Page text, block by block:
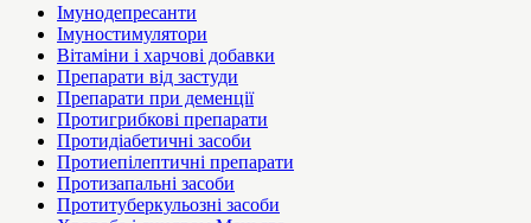
Імунодепресанти
Імуностимулятори
Вітаміни і харчові добавки
Препарати від застуди
Препарати при деменції
Протигрибкові препарати
Протидіабетичні засоби
Протиепілептичні препарати
Протизапальні засоби
Протитуберкульозні засоби